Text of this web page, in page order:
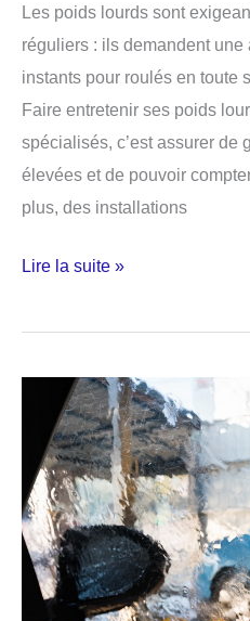
Les poids lourds sont
réguliers : ils demandent une
instants pour roulés en toute
Faire entretenir ses poids
spécialisés, c’est assurer de
élevées et de pouvoir
plus, des installations
Le‍‌‍‍‌
poids
véritable
allié
de
votre
flotte
Lire la suite »